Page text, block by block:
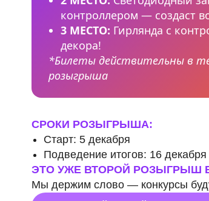
контроллером — создаст
3 МЕСТО: Гирлянда с
декора!
*Билеты действительны в
розыгрыша
СРОКИ РОЗЫГРЫША:
Старт: 5 декабря
Подведение итогов: 16 декабря
ЭТО УЖЕ ВТОРОЙ РОЗЫГРЫШ
Мы держим слово — конкурсы